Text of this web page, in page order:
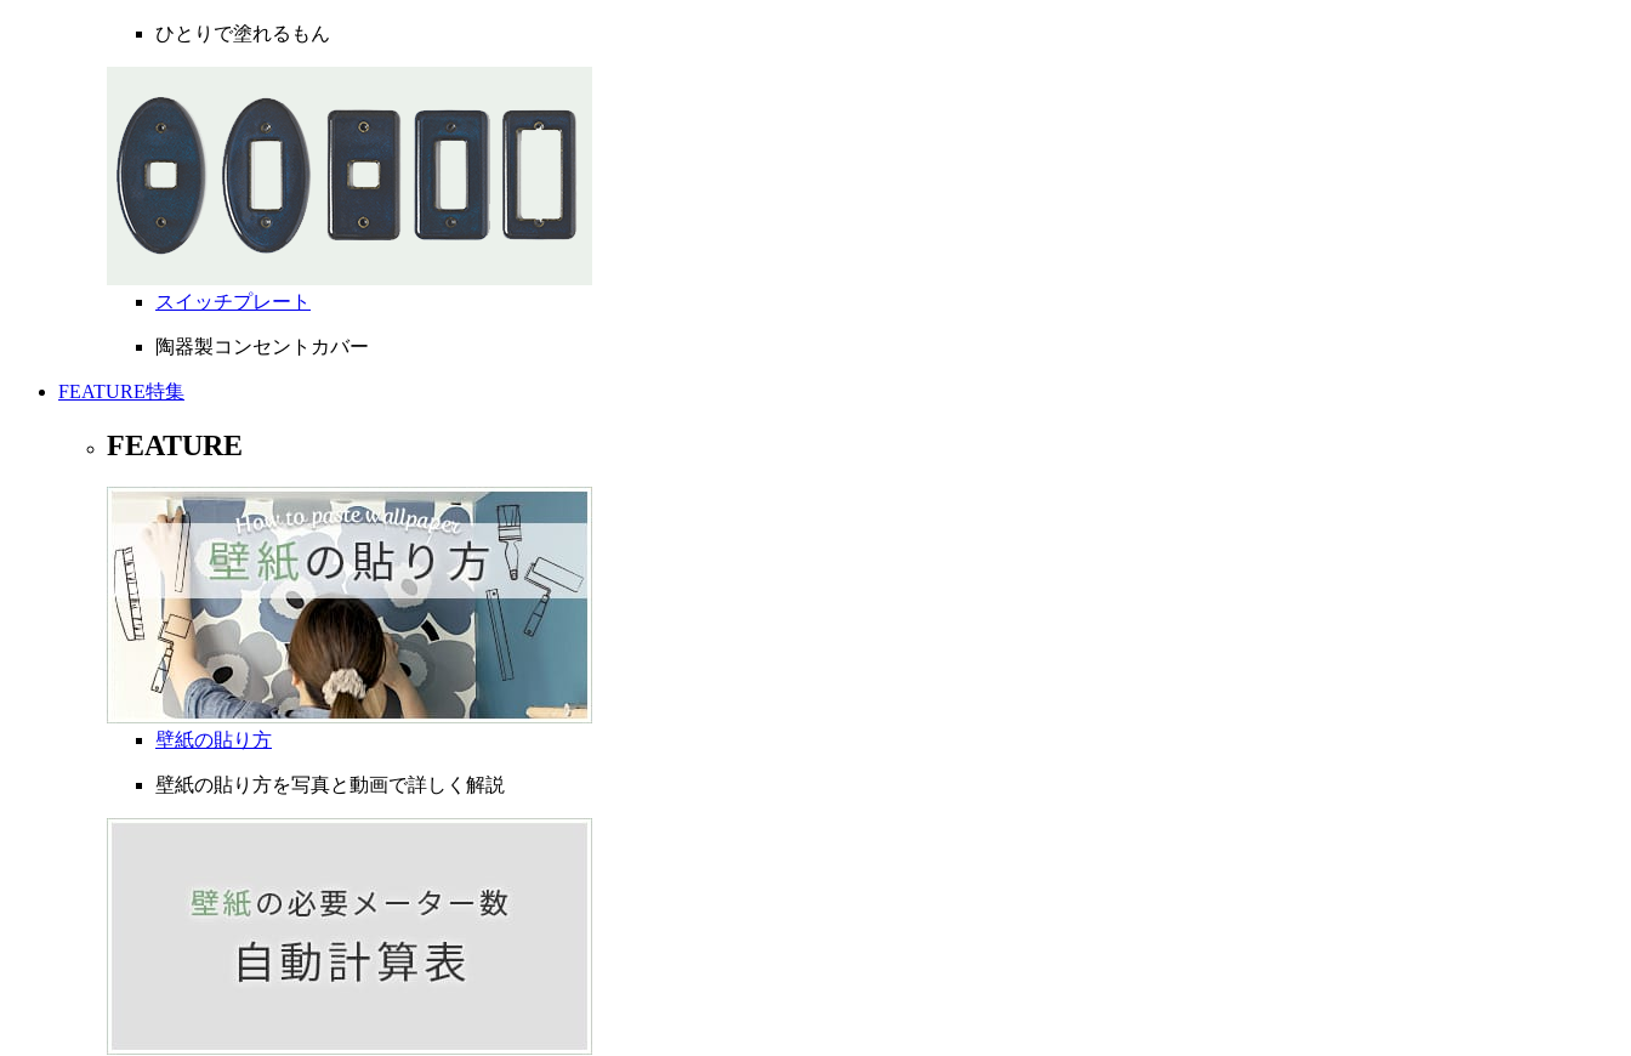
ひとりで塗れるもん
スイッチプレート
陶器製コンセントカバー
FEATURE特集
FEATURE
壁紙の貼り方
壁紙の貼り方を写真と動画で詳しく解説